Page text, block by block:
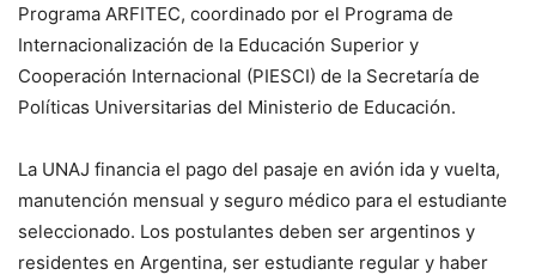
Programa ARFITEC, coordinado por el Programa de
Internacionalización de la Educación Superior y
Cooperación Internacional (PIESCI) de la Secretaría de
Políticas Universitarias del Ministerio de Educación.
La UNAJ financia el pago del pasaje en avión ida y vuelta,
manutención mensual y seguro médico para el estudiante
seleccionado. Los postulantes deben ser argentinos y
residentes en Argentina, ser estudiante regular y haber